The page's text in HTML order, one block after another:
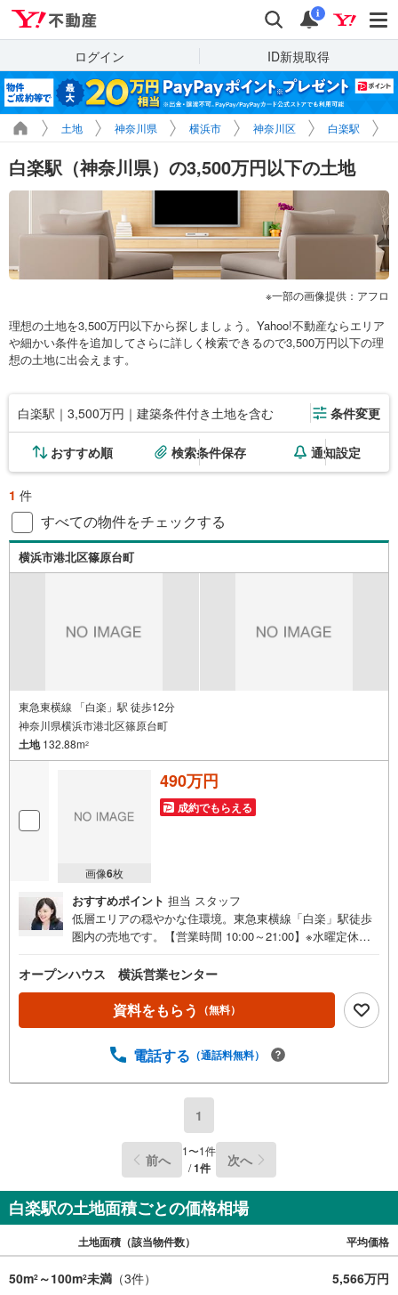
検索 通知
i
ログイン ID新規取得
土地 神奈川県 横浜市 神奈川区 白楽駅
白楽駅（神奈川県）の3,500万円以下の土地
一部の画像提供：アフロ
理想の土地を3,500万円以下から探しましょう。Yahoo!不動産ならエリア
や細かい条件を追加してさらに詳しく検索できるので3,500万円以下の理
想の土地に出会えます。
白楽駅｜3,500万円｜建築条件付き土地を含む 条件変更
おすすめ順 検索条件保存 通知設定
1 件
すべての物件をチェックする
横浜市港北区篠原台町
東急東横線 「白楽」駅 徒歩12分
神奈川県横浜市港北区篠原台町
土地132.88m2
画像6枚
490万円
成約でもらえる
おすすめポイント 担当 スタッフ
低層エリアの穏やかな住環境。東急東横線「白楽」駅徒歩
圏内の売地です。【営業時間 10:00～21:00】※水曜定休上
軽にご連絡ください！現地を見学される場合は「室内・現
地を見学する（無料）」ボタンよりご希望の日時をご記入
いただけますとスムーズにご案内が可能です。◎現地のご
案内について・平日や夜遅い時間帯もご案内が可能 ※定休
いたします。・車でご自宅や最寄り駅等、ご指定の場所ま
◎個別FP相談会 無料物件のご紹介だけでなく住宅ロー
ン・資金のご相談、まずは家探しについて話を聞きたいと
いう方も大歓迎です！年間8000棟以上の限定物件を発表し
ているオープンハウスだから出会える物件が多数ございま
す。ぜひお気軽にご連絡・ご相談ください！※限定物件:当
ープンハウス・ディベロップメントの物件
オープンハウス 横浜営業センター
資料をもらう （無料）
電話する （通話料無料）
1
前へ 1〜1件
/1件 次へ
白楽駅の土地面積ごとの価格相場
土地面積（該当物件数） 平均価格
50m2 ～100m2未満 （3件） 5,566万円